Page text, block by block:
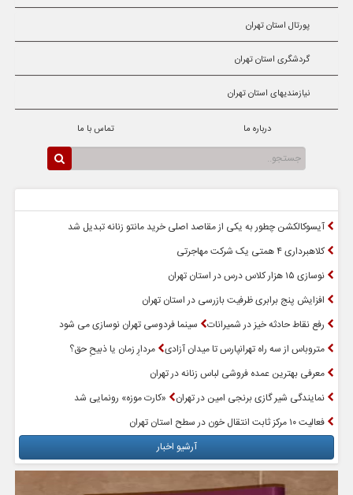
پورتال استان تهران
گردشگری استان تهران
نیازمندیهای استان تهران
درباره ما تماس با ما
آیسوکالکشن چطور به یکی از مقاصد اصلی خرید مانتو زنانه تبدیل شد
کلاهبرداری ۴ همتی یک شرکت مهاجرتی
نوسازی ۱۵ هزار کلاس درس در استان تهران
افزایش پنج برابری ظرفیت بازرسی در استان تهران
رفع نقاط حادثه خیز در شمیرانات
سینما فردوسی تهران نوسازی می شود
متروباس از سه راه تهرانپارس تا میدان آزادی مردارِ زمان یا ذبیحِ حق؟
معرفی بهترین عمده فروشی لباس زنانه در تهران
نمایندگی شیر گازی برنجی امین در تهران
«کارت موزه» رونمایی شد
فعالیت ۱۰ مرکز ثابت انتقال خون در سطح استان تهران
آرشیو اخبار